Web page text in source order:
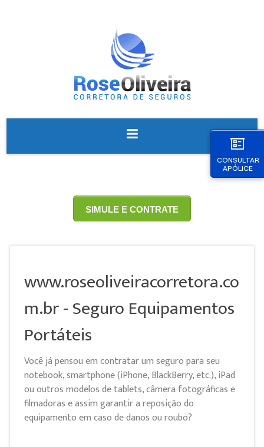
CONSULTAR
APÓLICE
SIMULE E CONTRATE
www.roseoliveiracorretora.co
m.br - Seguro Equipamentos
Portáteis
Você já pensou em contratar um seguro para seu
notebook, smartphone (iPhone, BlackBerry, etc.), iPad
ou outros modelos de tablets, câmera fotográficas e
filmadoras e assim garantir a reposição do
equipamento em caso de danos ou roubo?